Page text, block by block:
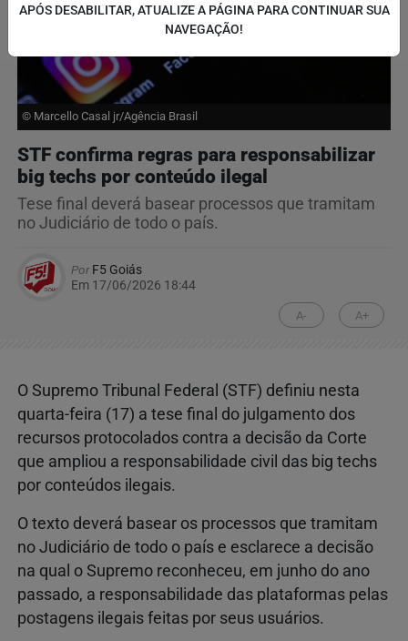
© Marcello Casal jr/Agência Brasil
STF confirma regras para responsabilizar
big techs por conteúdo ilegal
Tese final deverá basear processos que tramitam
no Judiciário de todo o país.
PorF5 Goiás
Em 17/06/2026 18:44
A- A+
O Supremo Tribunal Federal (STF) definiu nesta
quarta-feira (17) a tese final do julgamento dos
recursos protocolados contra a decisão da Corte
que ampliou a responsabilidade civil das big techs
por conteúdos ilegais.
O texto deverá basear os processos que tramitam
no Judiciário de todo o país e esclarece a decisão
na qual o Supremo reconheceu, em junho do ano
passado, a responsabilidade das plataformas pelas
postagens ilegais feitas por seus usuários.
APÓS DESABILITAR, ATUALIZE A PÁGINA PARA CONTINUAR SUA
NAVEGAÇÃO!